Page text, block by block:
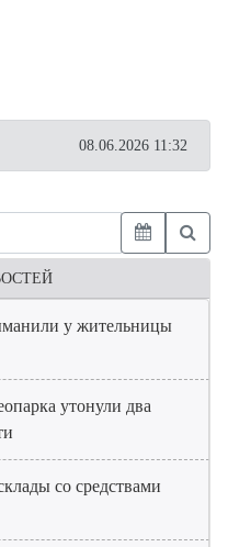
08.06.2026 11:32
у жительницы
утонули два
со средствами